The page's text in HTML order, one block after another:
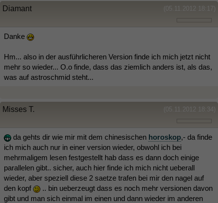
(05.11.2012 18:17)
Diamant
Danke
Hm... also in der ausführlicheren Version finde ich mich jetzt nicht
mehr so wieder... O.o finde, dass das ziemlich anders ist, als das,
was auf astroschmid steht...
(05.11.2012 18:34)
Misses T.
da gehts dir wie mir mit dem chinesischen horoskop,- da finde
ich mich auch nur in einer version wieder, obwohl ich bei
mehrmaligem lesen festgestellt hab dass es dann doch einige
parallelen gibt.. sicher, auch hier finde ich mich nicht ueberall
wieder, aber speziell diese 2 saetze trafen bei mir den nagel auf
den kopf
.. bin ueberzeugt dass es noch mehr versionen davon
gibt und man sich einmal im einen und dann wieder im anderen